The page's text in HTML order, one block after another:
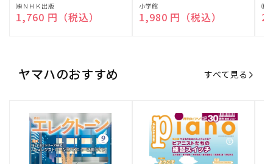
販
売
㈱ＮＨＫ出版
通常価格
1,760 円（税込）
販
売
小学館
通常価格
1,980 円（税込）
販
売
㈱
ヤマハのおすすめ すべて見る